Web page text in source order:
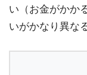
い（お金がかか
いがかなり異な